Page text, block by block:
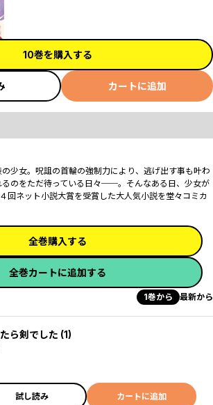
10巻を購入する
カートに追加
の少女。呪詛の首輪の強制力により、逃げ出す事も叶わ
るのをただ待っている日々──。そんなある日、少女が
ネット小説大賞を受賞した大人気小説を堂々コミカ
全巻購入する
全巻カートに追加する
1巻から 最新から
ら剣でした (1)
試し読み カートに追加